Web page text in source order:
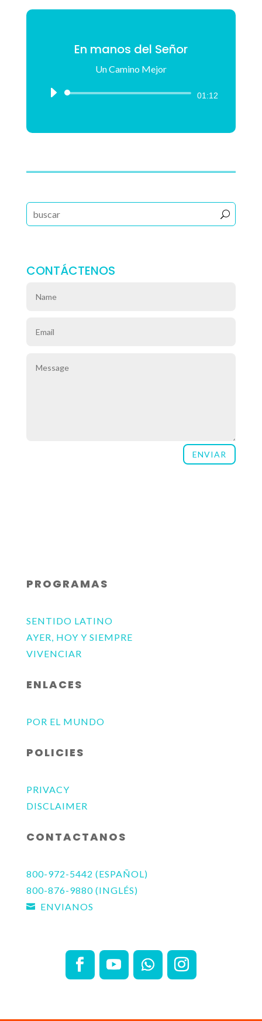
En manos del Señor
Un Camino Mejor
Reproductor
01:12
CONTÁCTENOS
ENVIAR
PROGRAMAS
SENTIDO LATINO
AYER, HOY Y SIEMPRE
VIVENCIAR
ENLACES
POR EL MUNDO
POLICIES
PRIVACY
DISCLAIMER
CONTACTANOS
800-972-5442 (ESPAÑOL)
800-876-9880 (INGLÉS)
 ENVIANOS